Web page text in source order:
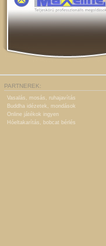
PARTNEREK:
Vasalás, mosás, ruhajavítás
Buddha idézetek, mondások
Online játékok ingyen
Hóeltakarítás, bobcat bérlés